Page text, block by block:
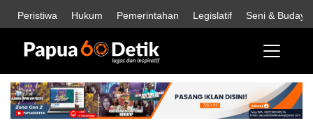
Peristiwa Hukum Pemerintahan Legislatif Seni & Budaya